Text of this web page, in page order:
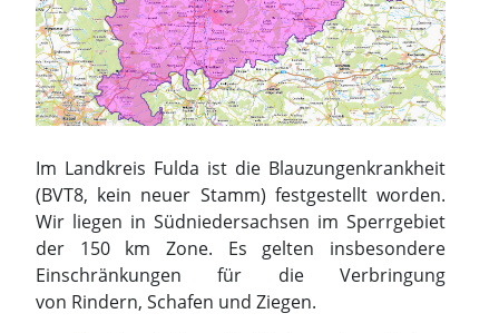
Im Landkreis Fulda ist die Blauzungenkrankheit
(BVT8, kein neuer Stamm) festgestellt worden.
Wir liegen in Südniedersachsen im Sperrgebiet
der 150 km Zone. Es gelten insbesondere
Einschränkungen für die Verbringung
von Rindern, Schafen und Ziegen.